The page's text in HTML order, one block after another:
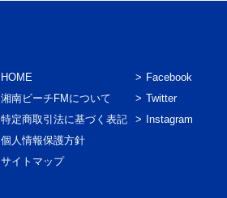
HOME
湘南ビーチFMについて
特定商取引法に基づく表記
個人情報保護方針
サイトマップ
Facebook
Twitter
Instagram